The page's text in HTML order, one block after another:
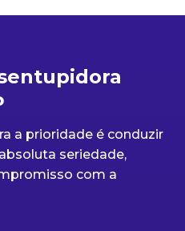
a prioridade é conduzir
seriedade,
com a